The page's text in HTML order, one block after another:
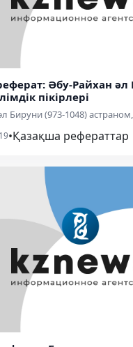
Әбу-Райхан әл
пікірлері
Бируни (973-1048)
•Қазақша рефераттар